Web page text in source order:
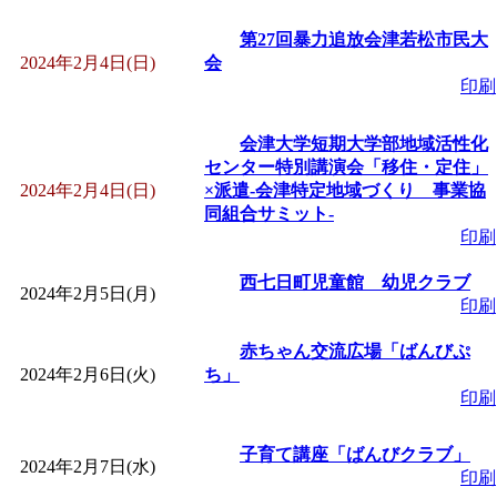
付期間：2026/08/10～
赤ちゃん子育て講
付期間：2026/08/10～
「まだまだ暑い！コ
レクリエーション
」 受付期
「皆鶴姫のこびる塾
～」 受付期間：～
2024年2月4日(日)
第27回暴力追放会津若松市民大
会
印刷
2024年2月4日(日)
会津大学短期大学部地域活性化
センター特別講演会「移住・定住」
×派遣-会津特定地域づくり 事業協
同組合サミット-
印刷
2024年2月5日(月)
西七日町児童館 幼児クラブ
印刷
2024年2月6日(火)
赤ちゃん交流広場「ばんびぷ
ち」
印刷
2024年2月7日(水)
子育て講座「ばんびクラブ」
印刷